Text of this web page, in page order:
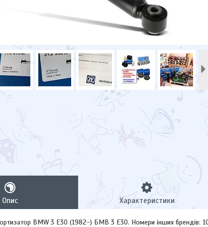
Опис Характеристики
BMW 3 E30 (1982-) БМВ 3 Е30. Номери інших брендів: